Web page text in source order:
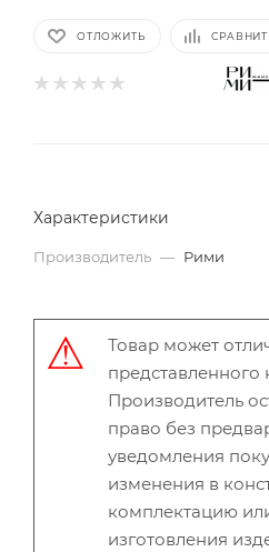
ОТЛОЖИТЬ
Характеристики
Производитель — Рими
Товар может
Производитель
право без
уведомления
изменения в
комплектацию
изготовления